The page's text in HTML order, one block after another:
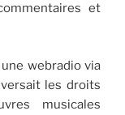
et
webradio via
les droits
musicales